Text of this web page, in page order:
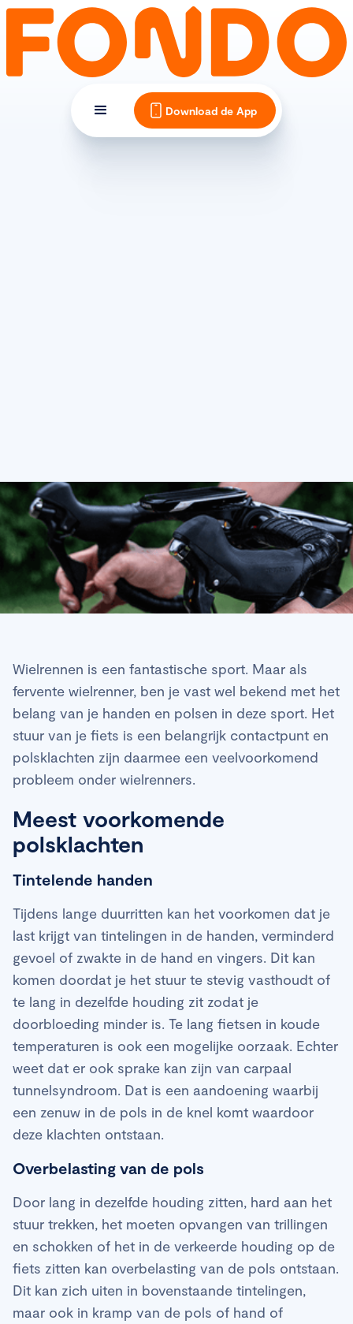
Download de App
Wielrennen is een fantastische sport. Maar als
fervente wielrenner, ben je vast wel bekend met het
belang van je handen en polsen in deze sport. Het
stuur van je fiets is een belangrijk contactpunt en
polsklachten zijn daarmee een veelvoorkomend
probleem onder wielrenners.
Meest voorkomende
polsklachten
Tintelende handen
Tijdens lange duurritten kan het voorkomen dat je
last krijgt van tintelingen in de handen, verminderd
gevoel of zwakte in de hand en vingers. Dit kan
komen doordat je het stuur te stevig vasthoudt of
te lang in dezelfde houding zit zodat je
doorbloeding minder is. Te lang fietsen in koude
temperaturen is ook een mogelijke oorzaak. Echter
weet dat er ook sprake kan zijn van carpaal
tunnelsyndroom. Dat is een aandoening waarbij
een zenuw in de pols in de knel komt waardoor
deze klachten ontstaan.
Overbelasting van de pols
Door lang in dezelfde houding zitten, hard aan het
stuur trekken, het moeten opvangen van trillingen
en schokken of het in de verkeerde houding op de
fiets zitten kan overbelasting van de pols ontstaan.
Dit kan zich uiten in bovenstaande tintelingen,
maar ook in kramp van de pols of hand of